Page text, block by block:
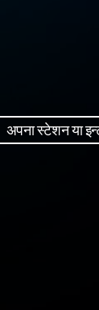
अपना स्टेशन या